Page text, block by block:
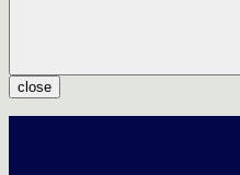
close